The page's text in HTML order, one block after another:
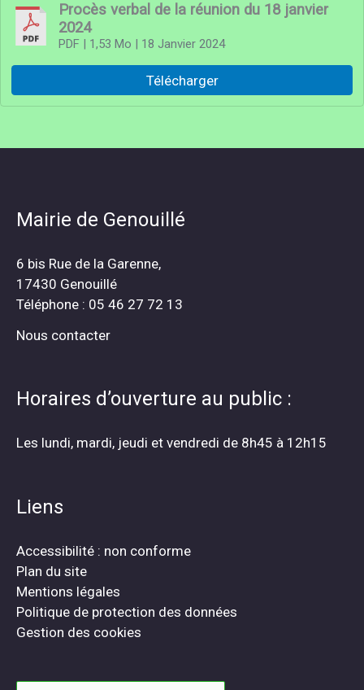
Procès verbal de la réunion du 18 janvier
2024
PDF| 1,53 Mo | 18 Janvier 2024
Télécharger
Mairie de Genouillé
6 bis Rue de la Garenne,
17430 Genouillé
Téléphone : 05 46 27 72 13
Nous contacter
Horaires d’ouverture au public :
Les lundi, mardi, jeudi et vendredi de 8h45 à 12h15
Liens
Accessibilité : non conforme
Plan du site
Mentions légales
Politique de protection des données
Gestion des cookies